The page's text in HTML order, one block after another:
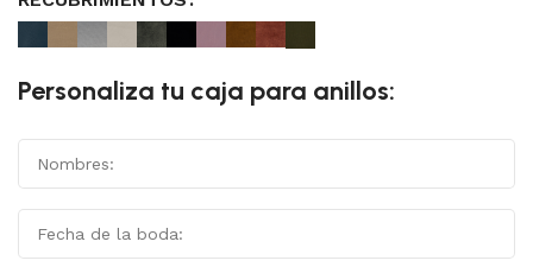
Personaliza tu caja para anillos: